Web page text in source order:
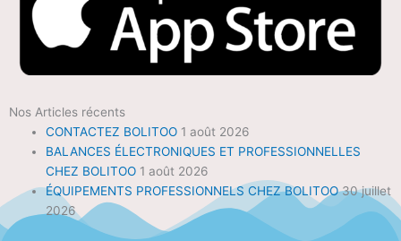
Nos Articles récents
CONTACTEZ BOLITOO 1 août 2026
BALANCES ÉLECTRONIQUES ET PROFESSIONNELLES
CHEZ BOLITOO 1 août 2026
ÉQUIPEMENTS PROFESSIONNELS CHEZ BOLITOO 30 juillet
2026